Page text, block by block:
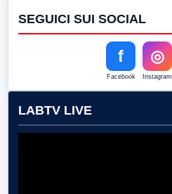
SEGUICI SUI SOCIAL
f
Facebook
◎
Instagram
LABTV LIVE